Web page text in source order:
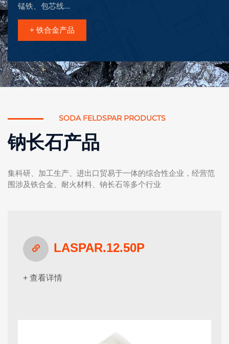
锰铁、包芯线...
+ 铁合金产品
SODA FELDSPAR PRODUCTS
钠长石产品
集科研、加工生产、进出口贸易于一体的综合性企业，经营范
围涉及铁合金、耐火材料、钠长石等多个行业
LASPAR.12.50P
+ 查看详情